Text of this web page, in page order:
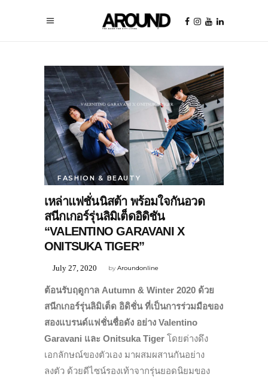
FASHION & BEAUTY
เหล่าแฟชั่นนิสต้า พร้อมใจกันอวด
สนีกเกอร์รุ่นลิมิเต็ดอิดิชัน
“VALENTINO GARAVANI X
ONITSUKA TIGER”
byAroundonline
July 27, 2020
ต้อนรับฤดูกาล Autumn & Winter 2020 ด้วย
สนีกเกอร์รุ่นลิมิเต็ด อิดิชั่น ที่เป็นการร่วมมือของ
สองแบรนด์แฟชั่นชื่อดัง อย่าง Valentino
Garavani และ Onitsuka Tiger โดยต่างดึง
เอกลักษณ์ของตัวเอง มาผสมผสานกันอย่าง
ลงตัว ด้วยดีไซน์รองเท้าจากรุ่นยอดนิยมของ